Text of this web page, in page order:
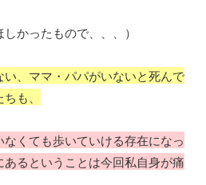
かったもので、、、）
、ママ・パパがいないと死んで
も、
くても歩いていける存在になっ
るということは今回私自身が痛